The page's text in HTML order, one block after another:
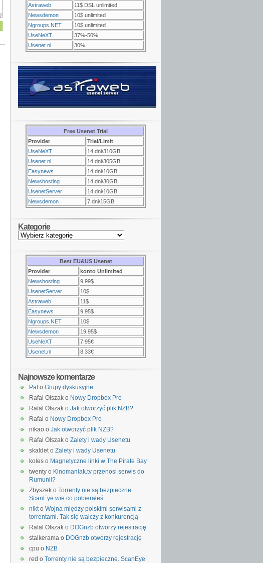
Astraweb
11$ DSL unlimited
Newsdemon
10$ unlimited
Ngroups.NET
10$ unlimited
UseNeXT
37%-50%
Usenet.nl
30%
Free Usenet Trial
Provider
Trial/Limit
UseNeXT
14 dni/310GB
Usenet.nl
14 dni/305GB
Easynews
14 dni/10GB
Newshosting
14 dni/30GB
UsenetServer
14 dni/10GB
Newsdemon
7 dni/15GB
Kategorie
Best EU&US Usenet
Provider
konto Unlimited
Newshosting
9.99$
UsenetServer
10$
Astraweb
11$
Easynews
9.95$
Ngroups.NET
10$
Newsdemon
19.95$
UseNeXT
7.95€
Usenet.nl
8.33€
Najnowsze komentarze
Pato Grupy dyskusyjne
Rafal Olszak o Nowy Dropbox Pro
Rafal Olszak o Jak otworzyć plik NZB?
Rafal o Nowy Dropbox Pro
nikao o Jak otworzyć plik NZB?
Rafal Olszak o Zalety i wady Usenetu
skaldet o Zalety i wady Usenetu
koles o Magnetyczne linki w The Pirate Bay
twenty o Kinomaniak.tv przenosi serwis do
Rumunii?
Zbyszek o Torrenty nie są bezpieczne.
ScanEye wie co pobierałeś
nikto Wojna między polskimi serwisami z
torrentami. Tak się walczy z konkurencją
Rafal Olszak o DOGnzb otworzy rejestrację
stalkerama o DOGnzb otworzy rejestrację
cpu o NZB
red o Torrenty nie są bezpieczne. ScanEye